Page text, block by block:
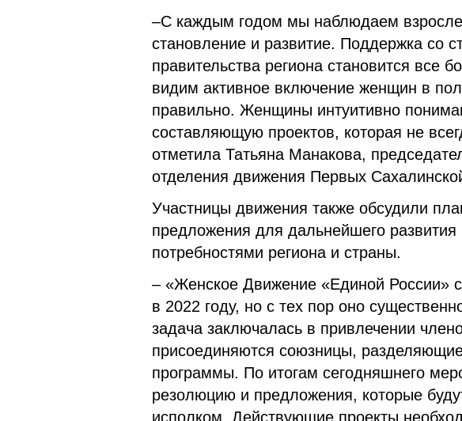
–С каждым годом мы наблюдаем
становление и развитие. Поддержка со
правительства региона становится все
видим активное включение женщин в
правильно. Женщины интуитивно
составляющую проектов, которая не
отметила Татьяна Манакова,
отделения движения Первых
Участницы движения также обсудили
предложения для дальнейшего развития
потребностями региона и страны.
– «Женское Движение «Единой России»
в 2022 году, но с тех пор оно
задача заключалась в привлечении
присоединяются союзницы,
программы. По итогам сегодняшнего
резолюцию и предложения, которые
исполком. Действующие проекты